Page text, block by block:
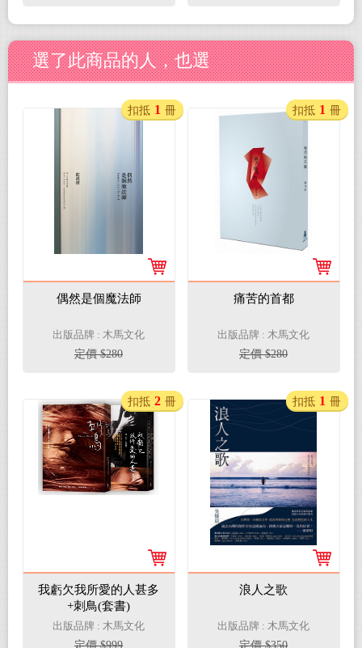
選了此商品的人，也選
偶然是個魔法師
出版品牌 : 木馬文化
定價 $280
扣抵 1 冊
痛苦的首都
出版品牌 : 木馬文化
定價 $280
扣抵 1 冊
我虧欠我所愛的人甚多
+刺鳥(套書)
出版品牌 : 木馬文化
定價 $999
扣抵 2 冊
浪人之歌
出版品牌 : 木馬文化
定價 $350
扣抵 1 冊